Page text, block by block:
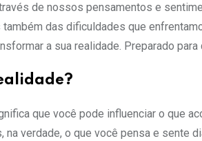
de nossos pensamentos e
das dificuldades que
a sua realidade. Preparado
que você pode influenciar o que
verdade, o que você pensa e sente